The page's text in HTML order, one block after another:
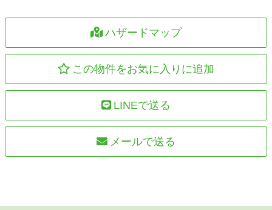
ハザードマップ
この物件をお気に入りに追加
LINEで送る
メールで送る